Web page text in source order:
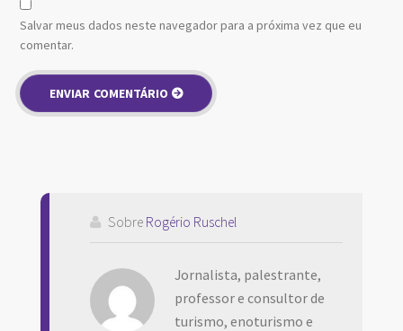
Salvar meus dados neste navegador para a próxima vez que eu
comentar.
Sobre Rogério Ruschel
Jornalista, palestrante,
professor e consultor de
turismo, enoturismo e